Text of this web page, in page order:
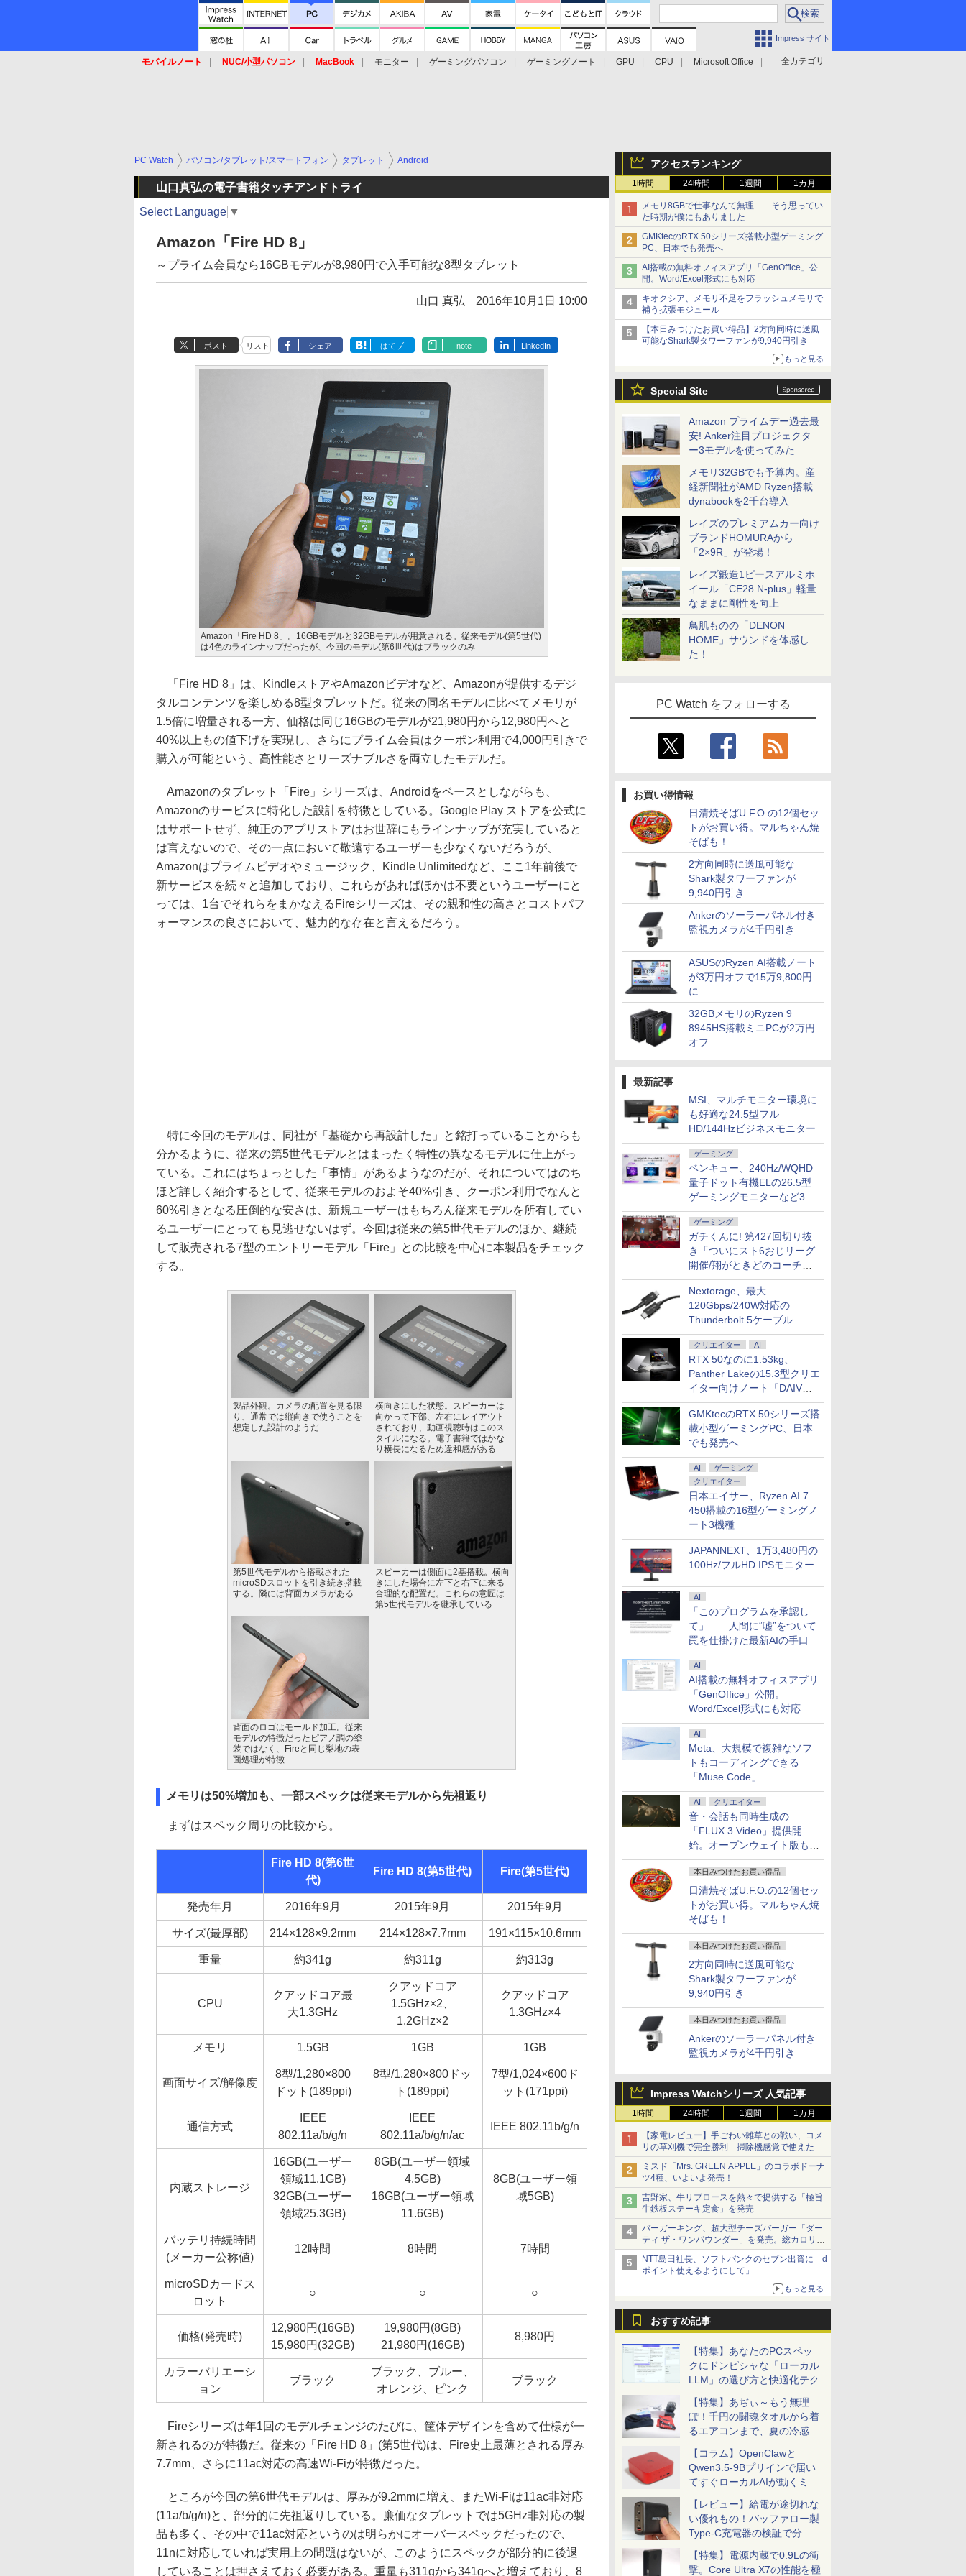
Impress サイト
全カテゴリ
モバイルノート NUC/小型パソコン MacBook モニター ゲーミングパソコン ゲーミングノート GPU CPU
Microsoft Office
アクセスランキング
1時間 24時間 1週間 1カ月
メモリ8GBで仕事なんて無理……そう思ってい
た時期が僕にもありました
GMKtecのRTX 50シリーズ搭載小型ゲーミング
PC、日本でも発売へ
AI搭載の無料オフィスアプリ「GenOffice」公
開。Word/Excel形式にも対応
キオクシア、メモリ不足をフラッシュメモリで
補う拡張モジュール
【本日みつけたお買い得品】2方向同時に送風
可能なShark製タワーファンが9,940円引き
もっと見る
Special Site
Amazon プライムデー過去最
安! Anker注目プロジェクタ
ー3モデルを使ってみた
メモリ32GBでも予算内。産
経新聞社がAMD Ryzen搭載
dynabookを2千台導入
レイズのプレミアムカー向け
ブランドHOMURAから
「2×9R」が登場！
レイズ鍛造1ピースアルミホ
イール「CE28 N-plus」軽量
なままに剛性を向上
鳥肌ものの「DENON
HOME」サウンドを体感し
た！
PC Watch をフォローする
お買い得情報
日清焼そばU.F.O.の12個セッ
トがお買い得。マルちゃん焼
そばも！
2方向同時に送風可能な
Shark製タワーファンが
9,940円引き
Ankerのソーラーパネル付き
監視カメラが4千円引き
ASUSのRyzen AI搭載ノート
が3万円オフで15万9,800円
に
32GBメモリのRyzen 9
8945HS搭載ミニPCが2万円
オフ
最新記事
MSI、マルチモニター環境に
も好適な24.5型フル
HD/144Hzビジネスモニター
ゲーミング
ベンキュー、240Hz/WQHD
量子ドット有機ELの26.5型
ゲーミングモニターなど3機
種
ゲーミング
ガチくんに! 第427回切り抜
き「ついにスト6おじリーグ
開催/翔がときどのコーチ就
任など」
Nextorage、最大
120Gbps/240W対応の
Thunderbolt 5ケーブル
クリエイター AI
RTX 50なのに1.53kg、
Panther Lakeの15.3型クリエ
イター向けノート「DAIV
Z5」
GMKtecのRTX 50シリーズ搭
載小型ゲーミングPC、日本
でも発売へ
AI
ゲーミング
クリエイター
日本エイサー、Ryzen AI 7
450搭載の16型ゲーミングノ
ート3機種
JAPANNEXT、1万3,480円の
100Hz/フルHD IPSモニター
AI
「このプログラムを承認し
て」――人間に“嘘”をついて
罠を仕掛けた最新AIの手口
AI
AI搭載の無料オフィスアプリ
「GenOffice」公開。
Word/Excel形式にも対応
AI
Meta、大規模で複雑なソフ
トもコーディングできる
「Muse Code」
AI クリエイター
音・会話も同時生成の
「FLUX 3 Video」提供開
始。オープンウェイト版も計
画
本日みつけたお買い得品
日清焼そばU.F.O.の12個セッ
トがお買い得。マルちゃん焼
そばも！
本日みつけたお買い得品
2方向同時に送風可能な
Shark製タワーファンが
9,940円引き
本日みつけたお買い得品
Ankerのソーラーパネル付き
監視カメラが4千円引き
Impress Watchシリーズ 人気記事
1時間 24時間 1週間 1カ月
【家電レビュー】手ごわい雑草との戦い、コメ
リの草刈機で完全勝利 掃除機感覚で使えた
ミスド「Mrs. GREEN APPLE」のコラボドーナ
ツ4種、いよいよ発売！
吉野家、牛リブロースを熱々で提供する「極旨
牛鉄板ステーキ定食」を発売
バーガーキング、超大型チーズバーガー「ダー
ティ ザ・ワンパウンダー」を発売。総カロリー
約1656kcal、総重量約527g！
NTT島田社長、ソフトバンクのセブン出資に「d
ポイント使えるようにして」
もっと見る
おすすめ記事
【特集】あなたのPCスペッ
クにドンピシャな「ローカル
LLM」の選び方と快適化テク
【特集】あぢぃ～もう無理
ぽ！千円の闘魂タオルから着
るエアコンまで、夏の冷感グ
ッズ一挙紹介
【コラム】OpenClawと
Qwen3.5-9Bプリインで届い
てすぐローカルAIが動くミニ
PC「SER9 Pro」
【レビュー】給電が途切れな
い優れもの！バッファロー製
Type-C充電器の検証で分か
ったこと
【特集】電源内蔵で0.9Lの衝
撃。Core Ultra X7の性能を極
PC Watch パソコン/タブレット/スマートフォン タブレット Android
山口真弘の電子書籍タッチアンドトライ
Select Language ▼
Amazon「Fire HD 8」
～プライム会員なら16GBモデルが8,980円で入手可能な8型タブレット
山口 真弘 2016年10月1日 10:00
ポスト リスト シェア はてブ note LinkedIn
Amazon「Fire HD 8」。16GBモデルと32GBモデルが用意される。従来モデル(第5世代)
は4色のラインナップだったが、今回のモデル(第6世代)はブラックのみ
「Fire HD 8」は、KindleストアやAmazonビデオなど、Amazonが提供するデジ
タルコンテンツを楽しめる8型タブレットだ。従来の同名モデルに比べてメモリが
1.5倍に増量される一方、価格は同じ16GBのモデルが21,980円から12,980円へと
40%以上もの値下げを実現し、さらにプライム会員はクーポン利用で4,000円引きで
購入が可能という、高性能さとリーズナブルさを両立したモデルだ。
Amazonのタブレット「Fire」シリーズは、Androidをベースとしながらも、
Amazonのサービスに特化した設計を特徴としている。Google Play ストアを公式に
はサポートせず、純正のアプリストアはお世辞にもラインナップが充実していると
は言えないので、その一点において敬遠するユーザーも少なくないだろうが、
Amazonはプライムビデオやミュージック、Kindle Unlimitedなど、ここ1年前後で
新サービスを続々と追加しており、これらがあればほかは不要というユーザーにと
っては、1台でそれらをまかなえるFireシリーズは、その親和性の高さとコストパフ
ォーマンスの良さにおいて、魅力的な存在と言えるだろう。
特に今回のモデルは、同社が「基礎から再設計した」と銘打っていることからも
分かるように、従来の第5世代モデルとはまったく特性の異なるモデルに仕上がっ
ている。これにはちょっとした「事情」があるようなのだが、それについてはのち
ほど詳しく紹介するとして、従来モデルのおよそ40%引き、クーポン利用でなんと
60%引きとなる圧倒的な安さは、新規ユーザーはもちろん従来モデルを所有してい
るユーザーにとっても見逃せないはず。今回は従来の第5世代モデルのほか、継続
して販売される7型のエントリーモデル「Fire」との比較を中心に本製品をチェック
する。
製品外観。カメラの配置を見る限
り、通常では縦向きで使うことを
想定した設計のようだ
横向きにした状態。スピーカーは
向かって下部、左右にレイアウト
されており、動画視聴時はこのス
タイルになる。電子書籍ではかな
り横長になるため違和感がある
第5世代モデルから搭載された
microSDスロットを引き続き搭載
する。隣には背面カメラがある
スピーカーは側面に2基搭載。横向
きにした場合に左下と右下に来る
合理的な配置だ。これらの意匠は
第5世代モデルを継承している
背面のロゴはモールド加工。従来
モデルの特徴だったピアノ調の塗
装ではなく、Fireと同じ梨地の表
面処理が特徴
メモリは50%増加も、一部スペックは従来モデルから先祖返り
まずはスペック周りの比較から。
Fire HD 8(第6世
代)
Fire HD 8(第5世代) Fire(第5世代)
発売年月 2016年9月 2015年9月 2015年9月
サイズ(最厚部) 214×128×9.2mm 214×128×7.7mm 191×115×10.6mm
重量 約341g 約311g 約313g
CPU
クアッドコア最
大1.3GHz
クアッドコア
1.5GHz×2、
1.2GHz×2
クアッドコア
1.3GHz×4
メモリ 1.5GB 1GB 1GB
画面サイズ/解像度
8型/1,280×800
ドット(189ppi)
8型/1,280×800ドッ
ト(189ppi)
7型/1,024×600ド
ット(171ppi)
通信方式
IEEE
802.11a/b/g/n
IEEE
802.11a/b/g/n/ac
IEEE 802.11b/g/n
内蔵ストレージ
16GB(ユーザー
領域11.1GB)
32GB(ユーザー
領域25.3GB)
8GB(ユーザー領域
4.5GB)
16GB(ユーザー領域
11.6GB)
8GB(ユーザー領
域5GB)
バッテリ持続時間
(メーカー公称値)
12時間 8時間 7時間
microSDカードス
ロット
○ ○ ○
価格(発売時)
12,980円(16GB)
15,980円(32GB)
19,980円(8GB)
21,980円(16GB)
8,980円
カラーバリエーシ
ョン
ブラック
ブラック、ブルー、
オレンジ、ピンク
ブラック
Fireシリーズは年1回のモデルチェンジのたびに、筐体デザインを含めて仕様が一
新されるのが特徴だ。従来の「Fire HD 8」(第5世代)は、Fire史上最薄とされる厚み
7.7mm、さらに11ac対応の高速Wi-Fiが特徴だった。
ところが今回の第6世代モデルは、厚みが9.2mmに増え、またWi-Fiは11ac非対応
(11a/b/g/n)と、部分的に先祖返りしている。廉価なタブレットでは5GHz非対応の製
品も多く、その中で11ac対応というのは明らかにオーバースペックだったので、
11nに対応していれば実用上の問題はないが、このようにスペックが部分的に後退
していることは押さえておく必要がある。重量も311gから341gへと増えており、8